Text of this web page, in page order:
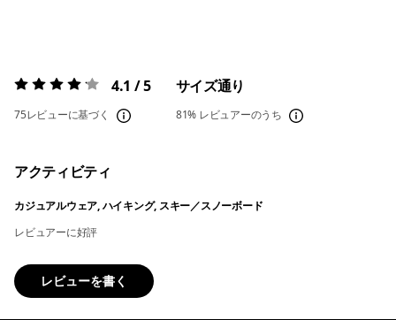
評価:4.1 / 5 4.1 / 5
75レビューに基づく
サイズ通り
81% レビュアーのうち
アクティビティ
カジュアルウェア, ハイキング, スキー／スノーボード
レビュアーに好評
レビューを書く